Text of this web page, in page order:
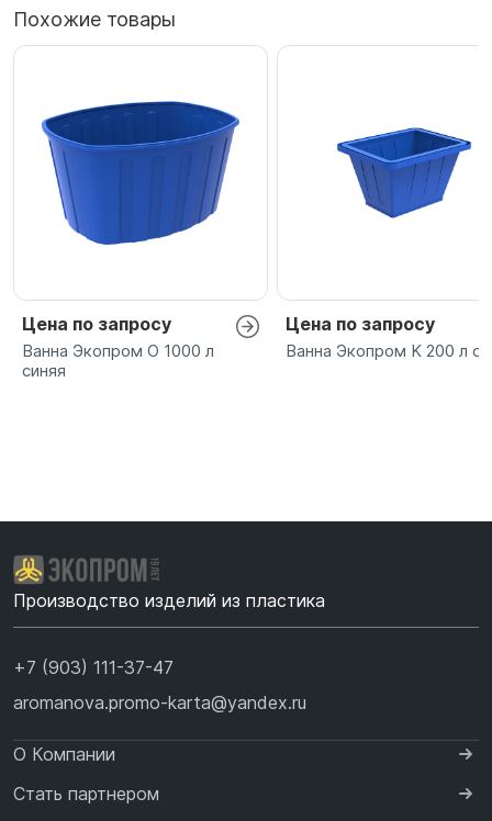
Похожие товары
Цена по запросу
Ванна Экопром O 1000 л
синяя
Цена по запросу
Ванна Экопром K 200 л
Производство изделий из пластика
+7 (903) 111-37-47
aromanova.promo-karta@yandex.ru
О Компании
Стать партнером